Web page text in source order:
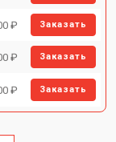
₽ Заказать
₽ Заказать
₽ Заказать